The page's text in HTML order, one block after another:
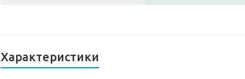
Характеристики